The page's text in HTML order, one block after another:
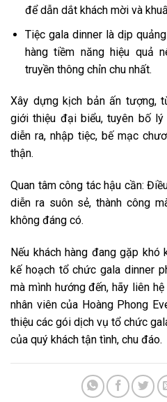
để dẫn dắt khách mời và
Tiệc gala dinner là dịp
hàng tiềm năng hiệu quả
truyền thông chỉn chu nhất.
Xây dựng kịch bản ấn tượng,
giới thiệu đại biểu, tuyên bố
diễn ra, nhập tiệc, bế mạc
thận.
Quan tâm công tác hậu cần:
diễn ra suôn sẻ, thành công
không đáng có.
Nếu khách hàng đang gặp
kế hoạch tổ chức gala dinner
mà mình hướng đến, hãy liên
nhân viên của Hoàng Phong
thiệu các gói dịch vụ tổ chức
của quý khách tận tình, chu đáo.